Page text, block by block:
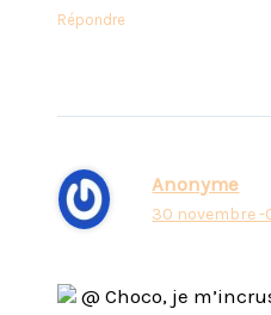
Répondre
Anonyme
30 novembre -
@ Choco, je